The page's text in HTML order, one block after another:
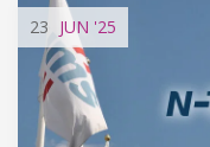
23 JUN '25